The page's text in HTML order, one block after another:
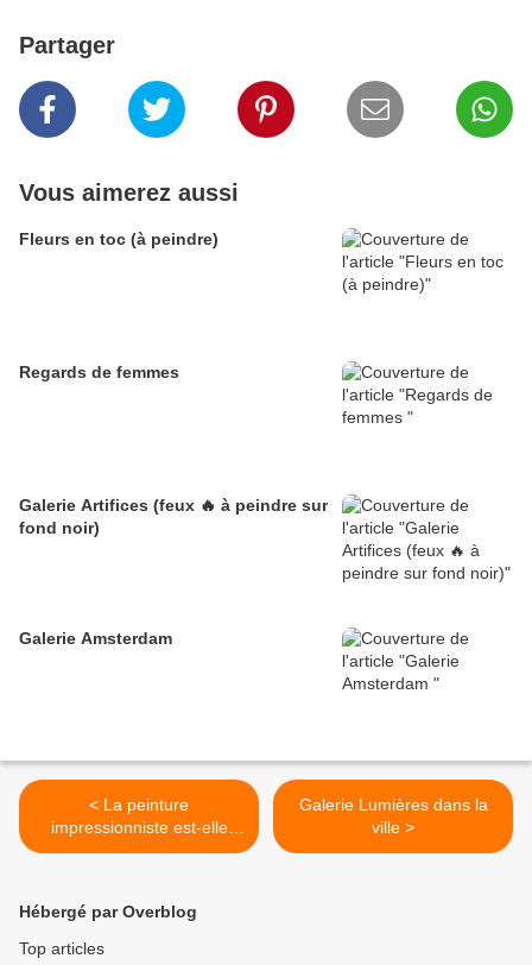
Partager
Vous aimerez aussi
Fleurs en toc (à peindre)
Regards de femmes
Galerie Artifices (feux 🔥 à peindre sur
fond noir)
Galerie Amsterdam
< La peinture
impressionniste est-elle
décorative ?
Galerie Lumières dans la
ville >
Hébergé par Overblog
Top articles